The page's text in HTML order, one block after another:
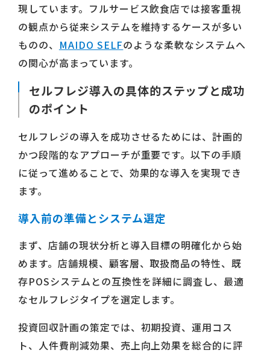
現しています。フルサービス飲食店では接客重視
の観点から従来システムを維持するケースが多い
ものの、 MAIDO SELFのような柔軟なシステムへ
の関心が高まっています。
セルフレジ導入の具体的ステップと成功
のポイント
セルフレジの導入を成功させるためには、計画的
かつ段階的なアプローチが重要です。以下の手順
に従って進めることで、効果的な導入を実現でき
ます。
導入前の準備とシステム選定
まず、店舗の現状分析と導入目標の明確化から始
めます。店舗規模、顧客層、取扱商品の特性、既
存POSシステムとの互換性を詳細に調査し、最適
なセルフレジタイプを選定します。
投資回収計画の策定では、初期投資、運用コス
ト、人件費削減効果、売上向上効果を総合的に評